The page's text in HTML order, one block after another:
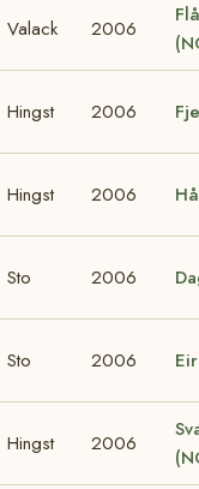
Valack 2006
Hingst 2006
Hingst 2006
Sto 2006
Sto 2006
Hingst 2006